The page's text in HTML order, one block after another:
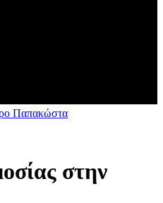
Παπακώστα
στην